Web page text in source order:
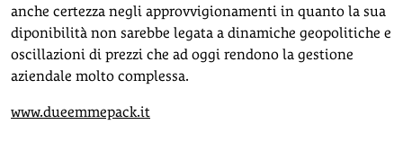
anche certezza negli approvvigionamenti in quanto la sua
diponibilità non sarebbe legata a dinamiche geopolitiche e
oscillazioni di prezzi che ad oggi rendono la gestione
aziendale molto complessa.
www.dueemmepack.it